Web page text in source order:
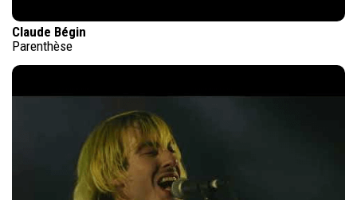
Claude Bégin
Parenthèse